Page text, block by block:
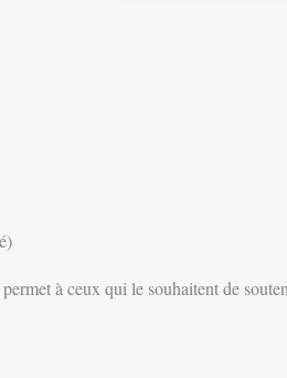
à ceux qui le souhaitent de